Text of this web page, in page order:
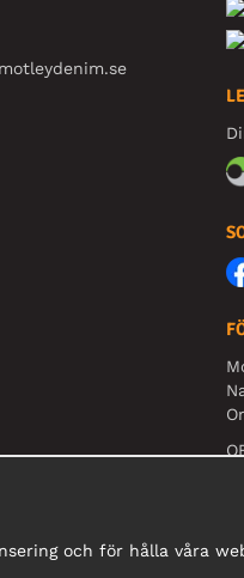
och för hålla våra